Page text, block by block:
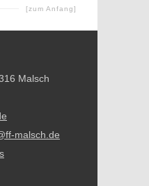
[zum Anfang]
Malsch
malsch.de